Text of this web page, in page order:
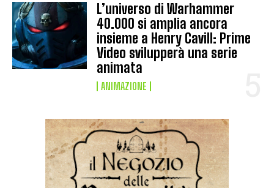
L’universo di Warhammer
40.000 si amplia ancora
insieme a Henry Cavill: Prime
Video svilupperà una serie
animata
ANIMAZIONE